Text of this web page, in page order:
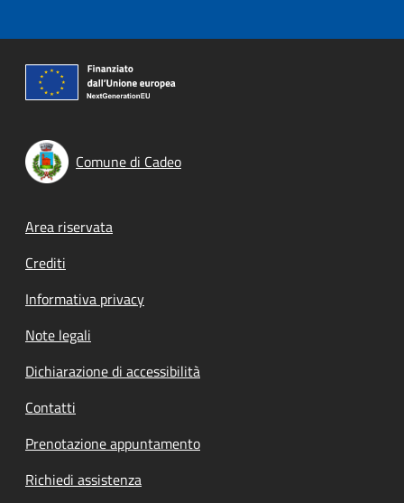
Comune di Cadeo
Footer menu
Area riservata
Crediti
Informativa privacy
Note legali
Dichiarazione di accessibilità
Contatti
Prenotazione appuntamento
Richiedi assistenza